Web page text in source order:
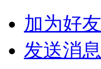
加为好友
发送消息